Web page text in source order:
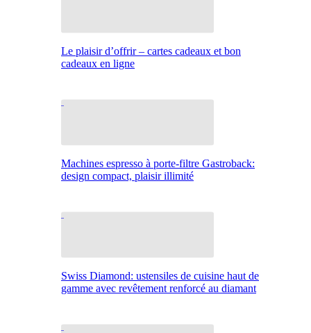
Le plaisir d’offrir – cartes cadeaux et bon
cadeaux en ligne
Machines espresso à porte-filtre Gastroback:
design compact, plaisir illimité
Swiss Diamond: ustensiles de cuisine haut de
gamme avec revêtement renforcé au diamant